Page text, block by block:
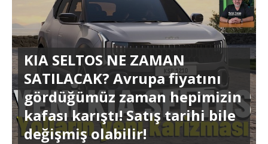
KIA SELTOS NE ZAMAN
SATILACAK? Avrupa fiyatını
gördüğümüz zaman hepimizin
kafası karıştı! Satış tarihi bile
değişmiş olabilir!